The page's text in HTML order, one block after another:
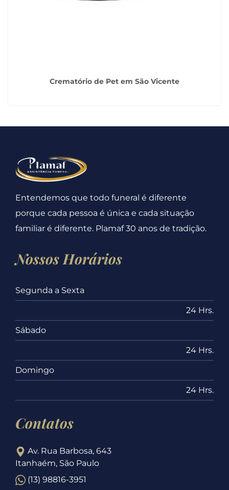
Crematório de Pet em São Vicente
Entendemos que todo funeral é diferente
porque cada pessoa é única e cada situação
familiar é diferente. Plamaf 30 anos de tradição.
Nossos Horários
Segunda a Sexta
24 Hrs.
Sábado
24 Hrs.
Domingo
24 Hrs.
Contatos
Av. Rua Barbosa, 643
Itanhaém, São Paulo
(13) 98816-3951